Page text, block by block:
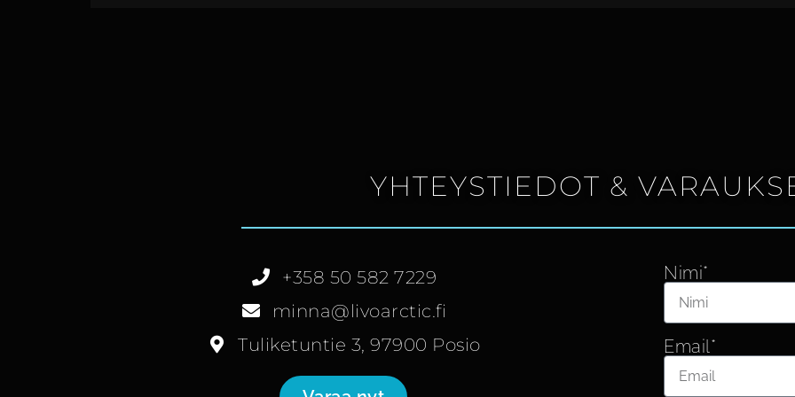
YHTEYSTIEDOT &
+358 50 582 7229
minna@livoarctic.fi
Tuliketuntie 3, 97900 Posio
Nimi*
Email*